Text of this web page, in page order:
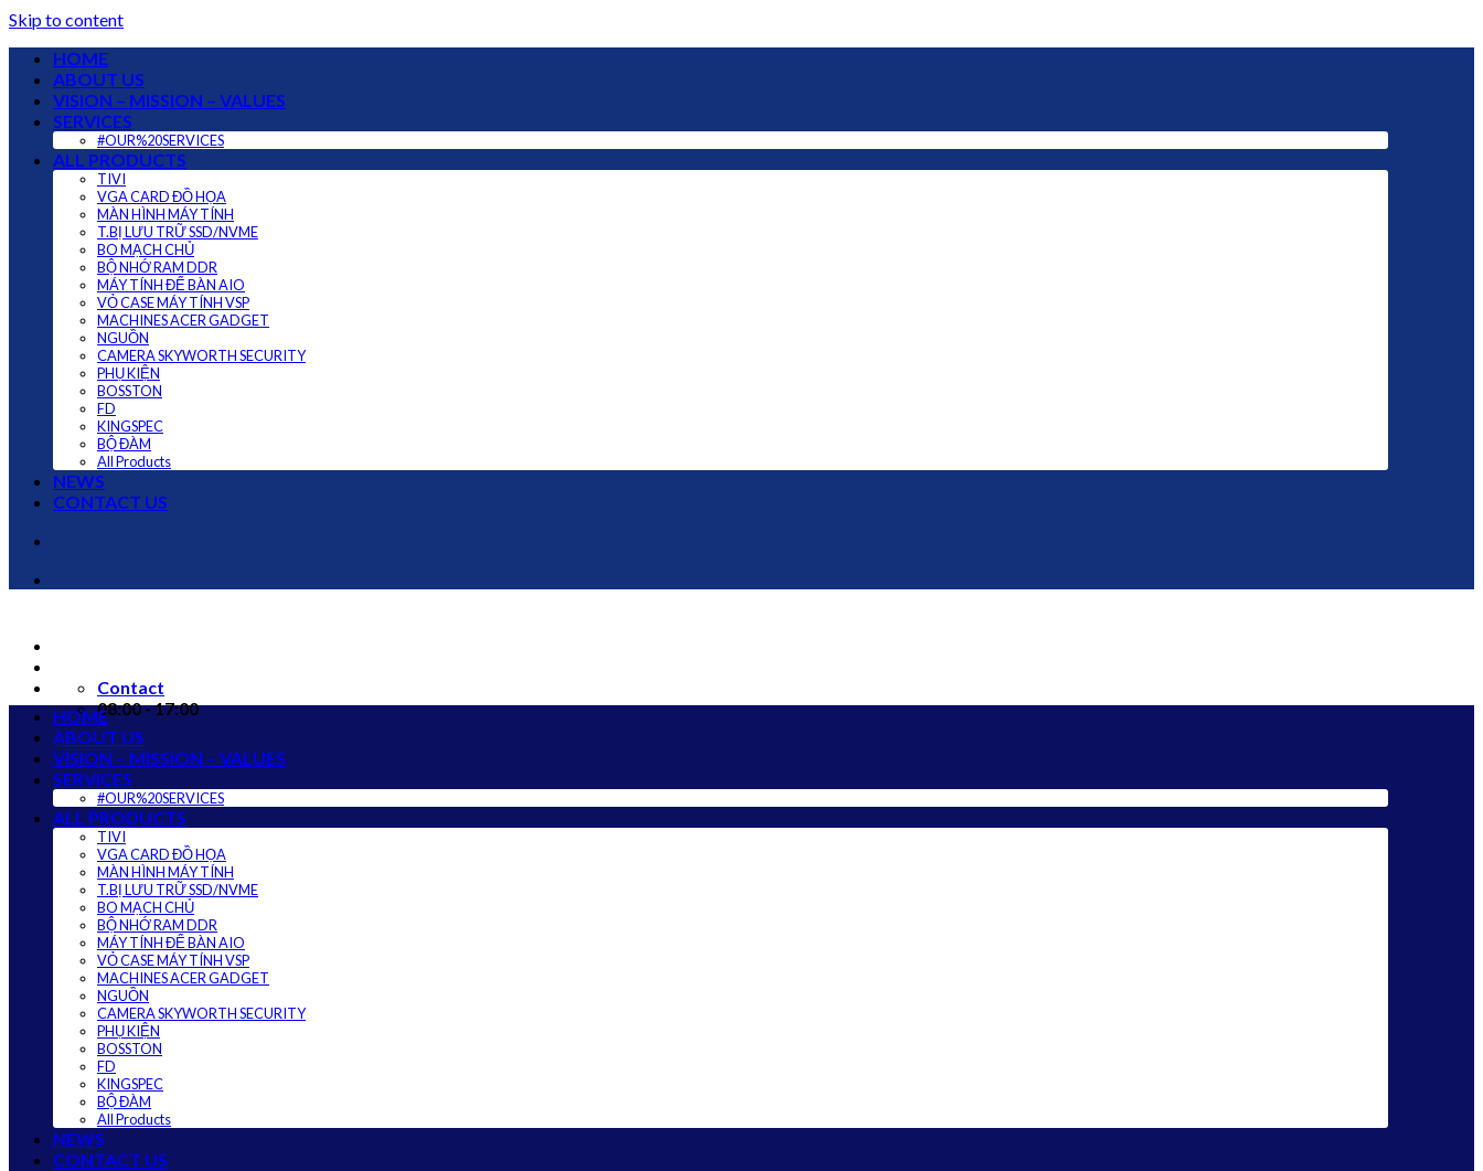
Skip to content
HOME
ABOUT US
VISION – MISSION – VALUES
SERVICES
#OUR%20SERVICES
ALL PRODUCTS
TIVI
VGA CARD ĐỒ HỌA
MÀN HÌNH MÁY TÍNH
T.BỊ LƯU TRỮ SSD/NVME
BO MẠCH CHỦ
BỘ NHỚ RAM DDR
MÁY TÍNH ĐỂ BÀN AIO
VỎ CASE MÁY TÍNH VSP
MACHINES ACER GADGET
NGUỒN
CAMERA SKYWORTH SECURITY
PHỤ KIỆN
BOSSTON
FD
KINGSPEC
BỘ ĐÀM
All Products
NEWS
CONTACT US
Contact
08:00 - 17:00
HOME
ABOUT US
VISION – MISSION – VALUES
SERVICES
#OUR%20SERVICES
ALL PRODUCTS
TIVI
VGA CARD ĐỒ HỌA
MÀN HÌNH MÁY TÍNH
T.BỊ LƯU TRỮ SSD/NVME
BO MẠCH CHỦ
BỘ NHỚ RAM DDR
MÁY TÍNH ĐỂ BÀN AIO
VỎ CASE MÁY TÍNH VSP
MACHINES ACER GADGET
NGUỒN
CAMERA SKYWORTH SECURITY
PHỤ KIỆN
BOSSTON
FD
KINGSPEC
BỘ ĐÀM
All Products
NEWS
CONTACT US